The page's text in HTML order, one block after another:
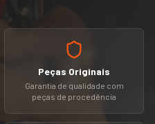
Peças Originais
Garantia de qualidade com
peças de procedência